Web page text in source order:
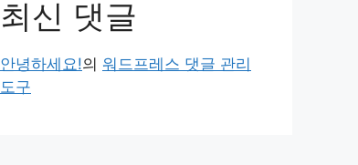
최신 댓글
안녕하세요!의 워드프레스 댓글 관리
도구